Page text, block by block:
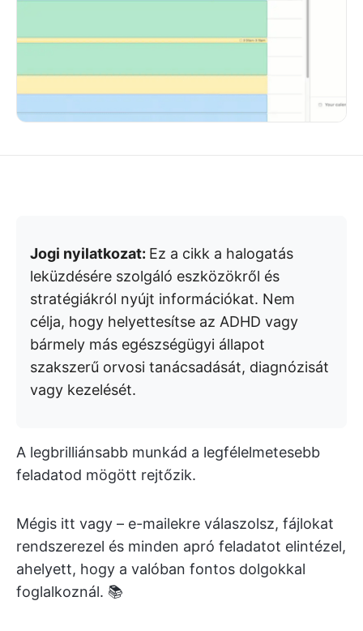
Jogi nyilatkozat: Ez a cikk a halogatás
leküzdésére szolgáló eszközökről és
stratégiákról nyújt információkat. Nem
célja, hogy helyettesítse az ADHD vagy
bármely más egészségügyi állapot
szakszerű orvosi tanácsadását, diagnózisát
vagy kezelését.
A legbrilliánsabb munkád a legfélelmetesebb
feladatod mögött rejtőzik.
Mégis itt vagy – e-mailekre válaszolsz, fájlokat
rendszerezel és minden apró feladatot elintézel,
ahelyett, hogy a valóban fontos dolgokkal
foglalkoznál. 📚